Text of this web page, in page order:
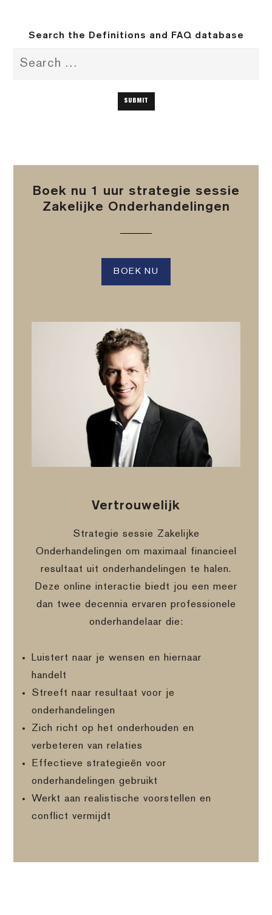
Search the Definitions and FAQ database
Boek nu 1 uur strategie sessie
Zakelijke Onderhandelingen
BOEK NU
Vertrouwelijk
Strategie sessie Zakelijke
Onderhandelingen om maximaal financieel
resultaat uit onderhandelingen te halen.
Deze online interactie biedt jou een meer
dan twee decennia ervaren professionele
onderhandelaar die:
Luistert naar je wensen en hiernaar
handelt
Streeft naar resultaat voor je
onderhandelingen
Zich richt op het onderhouden en
verbeteren van relaties
Effectieve strategieën voor
onderhandelingen gebruikt
Werkt aan realistische voorstellen en
conflict vermijdt